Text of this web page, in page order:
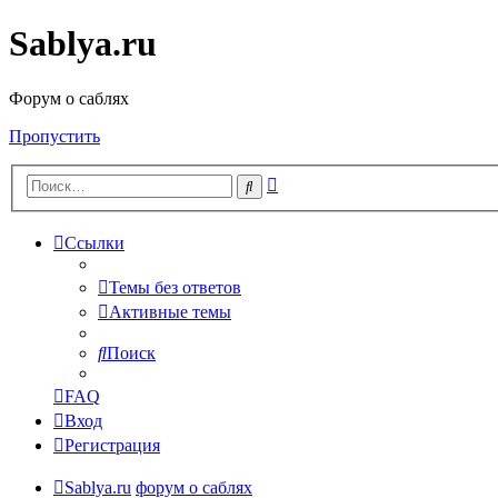
Sablya.ru
Форум о саблях
Пропустить
Поиск
Ссылки
Темы без ответов
Активные темы
Поиск
FAQ
Вход
Регистрация
Sablya.ru форум о саблях